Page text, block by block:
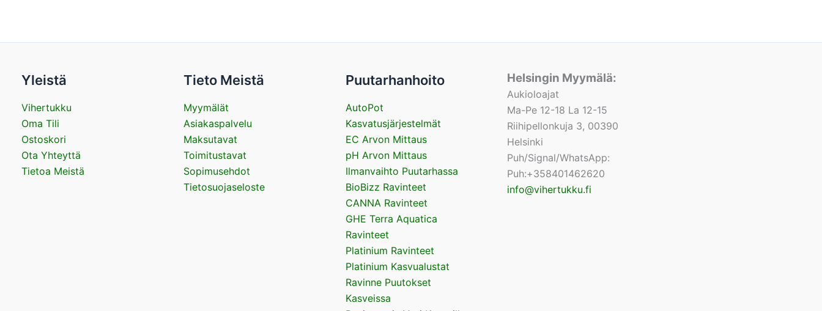
Yleistä
Vihertukku
Oma Tili
Ostoskori
Ota Yhteyttä
Tietoa Meistä
Tieto Meistä
Myymälät
Asiakaspalvelu
Maksutavat
Toimitustavat
Sopimusehdot
Tietosuojaseloste
Puutarhanhoito
AutoPot
Kasvatusjärjestelmät
EC Arvon Mittaus
pH Arvon Mittaus
Ilmanvaihto Puutarhassa
BioBizz Ravinteet
CANNA Ravinteet
GHE Terra Aquatica
Ravinteet
Platinium Ravinteet
Platinium Kasvualustat
Ravinne Puutokset
Kasveissa
Helsingin Myymälä:
Aukioloajat
Ma-Pe 12-18 La 12-15
Riihipellonkuja 3, 00390
Helsinki
Puh/Signal/WhatsApp:
Puh:+358401462620
info@vihertukku.fi